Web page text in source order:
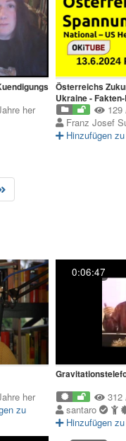
her
Österreichs
Ukraine -
129
Franz Josef
Hinzufügen zu
her
zu
0:06:47
312
santaro
Hinzufügen zu